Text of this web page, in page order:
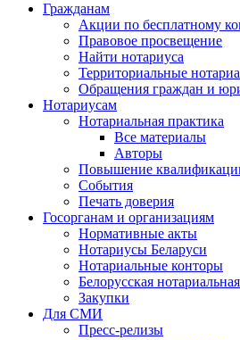
Гражданам
Акции по бесплатному
Правовое просвещение
Найти нотариуса
Территориальные
Обращения граждан и
Нотариусам
Нотариальная практика
Все материалы
Авторы
Повышение
События
Печать доверия
Госорганам и организациям
Нормативные акты
Нотариусы Беларуси
Нотариальные конторы
Белорусская
Закупки
Для СМИ
Пресс-релизы